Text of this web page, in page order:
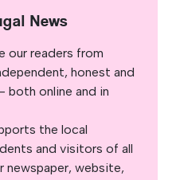
News
our readers from
honest and
both online and in
the local
and visitors of all
newspaper, website,